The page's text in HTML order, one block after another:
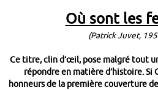
Où sont les
(Patrick Juvet,
Ce titre, clin d’œil, pose malgré tout
répondre en matière d’histoire. Si
honneurs de la première couverture